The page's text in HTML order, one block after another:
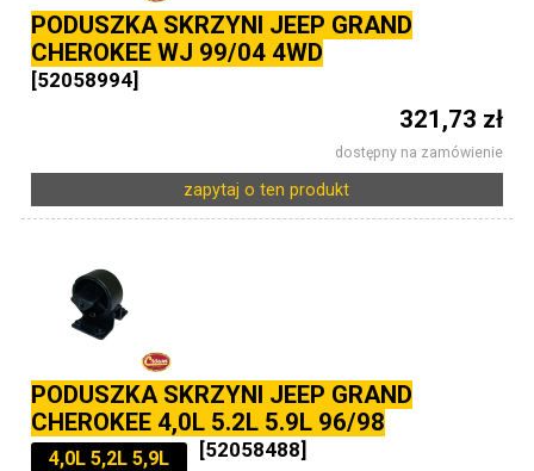
PODUSZKA SKRZYNI JEEP GRAND
CHEROKEE WJ 99/04 4WD
[52058994]
321,73 zł
dostępny na zamówienie
zapytaj o ten produkt
PODUSZKA SKRZYNI JEEP GRAND
CHEROKEE 4,0L 5.2L 5.9L 96/98
4,0L 5,2L 5,9L [52058488]